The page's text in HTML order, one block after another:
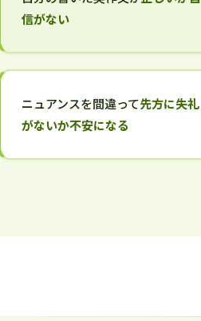
信がない
ニュアンスを間違って先方に失礼
がないか不安になる